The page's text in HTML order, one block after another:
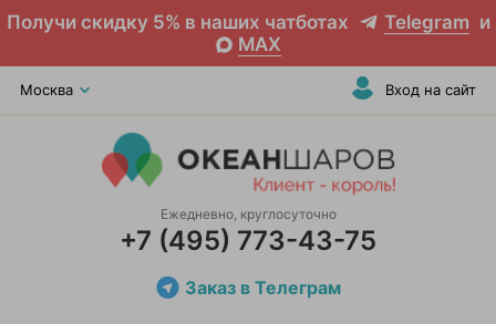
Получи скидку 5% в наших чатботах Telegram и
MAX
Москва Вход на сайт
Ежедневно, круглосуточно
+7 (495) 773-43-75
Заказ в Телеграм